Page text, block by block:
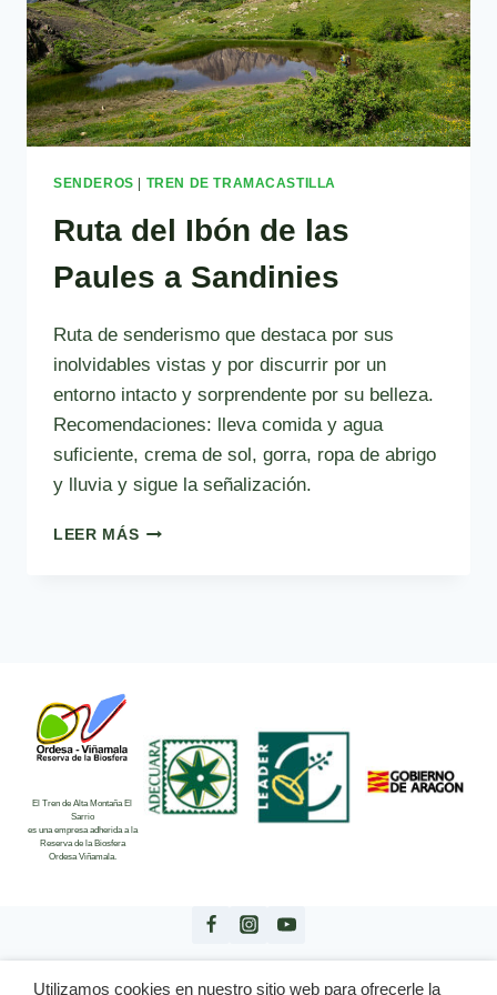
SENDEROS TREN DE TRAMACASTILLA
Ruta del Ibón de las
Paules a Sandinies
Ruta de senderismo que destaca por sus
inolvidables vistas y por discurrir por un
entorno intacto y sorprendente por su belleza.
Recomendaciones: lleva comida y agua
suficiente, crema de sol, gorra, ropa de abrigo
y lluvia y sigue la señalización.
LEER MÁSRUTA
El Tren de Alta Montaña El
Sarrio
es una empresa adherida a la
Reserva de la Biosfera
Ordesa Viñamala.
Utilizamos cookies en nuestro sitio web para ofrecerle la